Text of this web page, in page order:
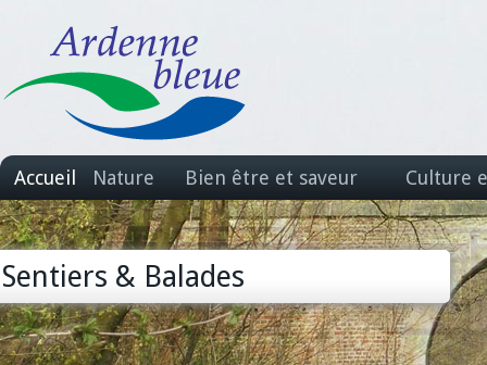
Accueil Nature Bien être et saveur Culture
Sentiers & Balades